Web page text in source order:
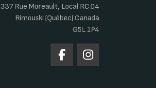
337 Rue Moreault, Local RC.04
Rimouski (Québec) Canada
G5L 1P4